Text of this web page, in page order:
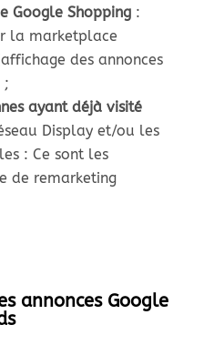
Google Shopping :
la marketplace
des annonces
;
ayant déjà visité
Display et/ou les
: Ce sont les
de remarketing
annonces Google